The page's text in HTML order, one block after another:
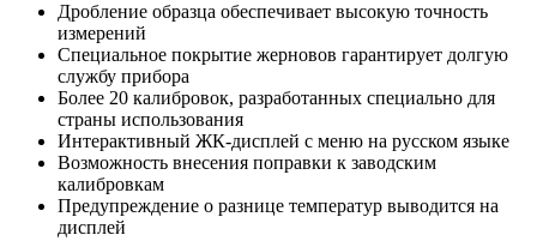
Дробление образца обеспечивает высокую точность
измерений
Специальное покрытие жерновов гарантирует долгую
службу прибора
Более 20 калибровок, разработанных специально для
страны использования
Интерактивный ЖК-дисплей с меню на русском языке
Возможность внесения поправки к заводским
калибровкам
Предупреждение о разнице температур выводится на
дисплей